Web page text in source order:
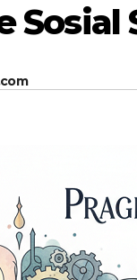
Sosial